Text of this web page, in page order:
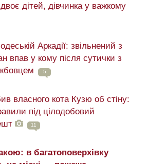
дітей, дівчинка у важкому
Аркадії: звільнений з
впав у кому після сутички з
5
власного кота Кузю об стіну:
під цілодобовий
11
в багатоповерхівку